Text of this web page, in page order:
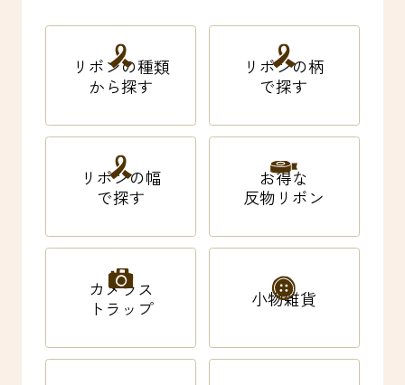
リボンの種類
から探す
リボンの柄
で探す
リボンの幅
で探す
お得な
反物リボン
カメラス
トラップ
小物雑貨